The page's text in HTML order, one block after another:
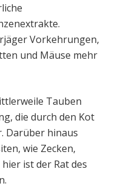
Vorkehrungen,
und Mäuse mehr
Tauben
die durch den Kot
Darüber hinaus
wie Zecken,
ist der Rat des